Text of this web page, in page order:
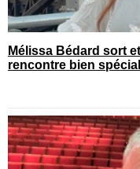
Mélissa Bédard sort
rencontre bien